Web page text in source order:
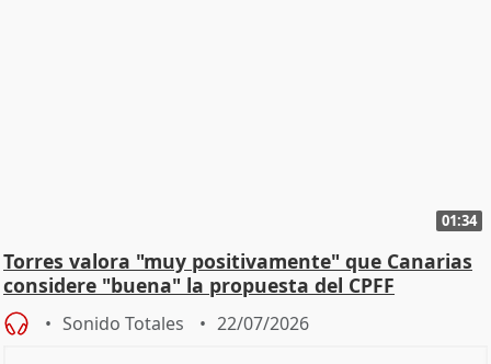
01:34
Torres valora "muy positivamente" que Canarias
considere "buena" la propuesta del CPFF
Sonido Totales 22/07/2026